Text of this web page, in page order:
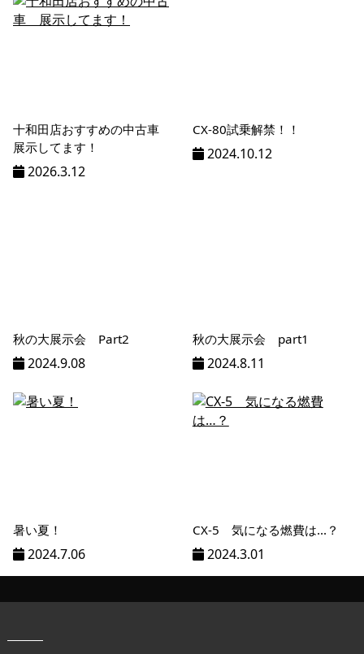
十和田店おすすめの中古車
展示してます！
2026.3.12
CX-80試乗解禁！！
2024.10.12
秋の大展示会 Part2
2024.9.08
秋の大展示会 part1
2024.8.11
暑い夏！
2024.7.06
CX-5 気になる燃費は...？
2024.3.01